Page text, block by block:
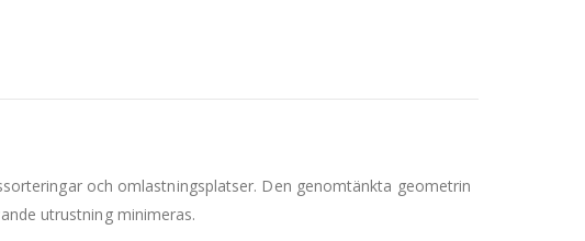
och omlastningsplatser. Den genomtänkta geometrin
utrustning minimeras.